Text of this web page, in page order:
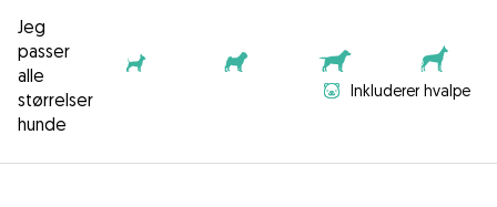
Jeg
passer
alle
størrelser
hunde
Inkluderer hvalpe